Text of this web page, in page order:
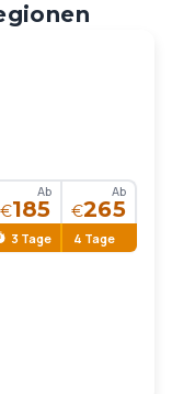
…
Ab
€185
3 Tage
Ab
€265
4 Tage